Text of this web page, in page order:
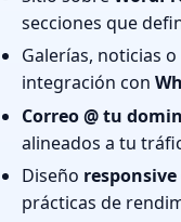
secciones que
Galerías, noticias
integración con
Correo @ tu
alineados a tu
Diseño responsive
prácticas de